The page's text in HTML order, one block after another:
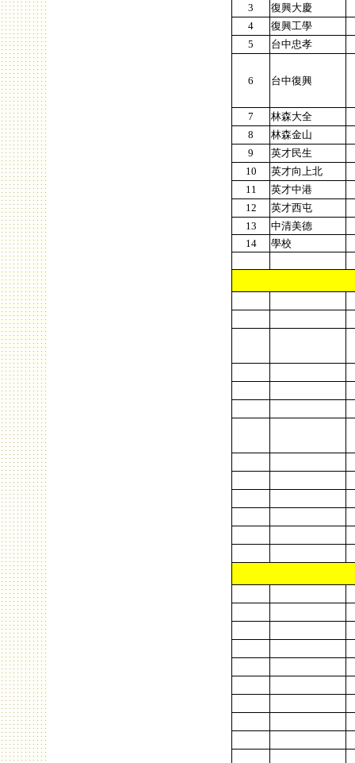
3
復興大慶
4
復興工學
5
台中忠孝
6 台中復興
7
林森大全
8
林森金山
9
英才民生
10
英才向上北
11
英才中港
12
英才西屯
13
中清美德
14
學校